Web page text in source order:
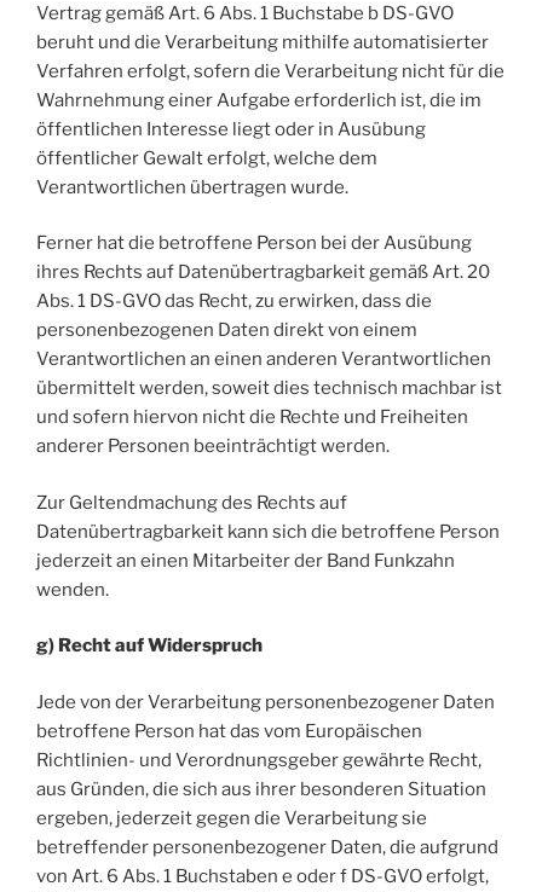
Vertrag gemäß Art. 6 Abs. 1 Buchstabe b DS-GVO
beruht und die Verarbeitung mithilfe automatisierter
Verfahren erfolgt, sofern die Verarbeitung nicht für die
Wahrnehmung einer Aufgabe erforderlich ist, die im
öffentlichen Interesse liegt oder in Ausübung
öffentlicher Gewalt erfolgt, welche dem
Verantwortlichen übertragen wurde.
Ferner hat die betroffene Person bei der Ausübung
ihres Rechts auf Datenübertragbarkeit gemäß Art. 20
Abs. 1 DS-GVO das Recht, zu erwirken, dass die
personenbezogenen Daten direkt von einem
Verantwortlichen an einen anderen Verantwortlichen
übermittelt werden, soweit dies technisch machbar ist
und sofern hiervon nicht die Rechte und Freiheiten
anderer Personen beeinträchtigt werden.
Zur Geltendmachung des Rechts auf
Datenübertragbarkeit kann sich die betroffene Person
jederzeit an einen Mitarbeiter der Band Funkzahn
wenden.
g) Recht auf Widerspruch
Jede von der Verarbeitung personenbezogener Daten
betroffene Person hat das vom Europäischen
Richtlinien- und Verordnungsgeber gewährte Recht,
aus Gründen, die sich aus ihrer besonderen Situation
ergeben, jederzeit gegen die Verarbeitung sie
betreffender personenbezogener Daten, die aufgrund
von Art. 6 Abs. 1 Buchstaben e oder f DS-GVO erfolgt,